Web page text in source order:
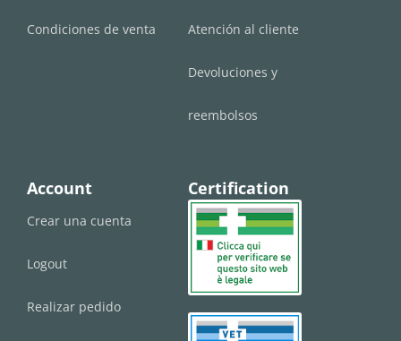
Condiciones de venta Atención al cliente
Devoluciones y
reembolsos
Account
Crear una cuenta
Logout
Realizar pedido
Certification